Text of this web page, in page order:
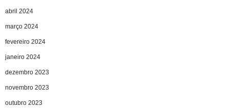
abril 2024
março 2024
fevereiro 2024
janeiro 2024
dezembro 2023
novembro 2023
outubro 2023